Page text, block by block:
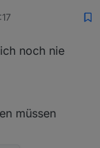
auslesen und
zurück
noch nie
müssen